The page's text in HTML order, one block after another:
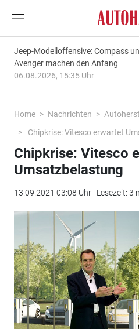
Jeep-Modelloffensive: Compass
Avenger machen den Anfang
06.08.2026, 15:35 Uhr
Home Nachrichten
Chipkrise: Vitesco erwartet
Chipkrise: Vitesco
Umsatzbelastung
13.09.2021 03:08 Uhr | Lesezeit: 3